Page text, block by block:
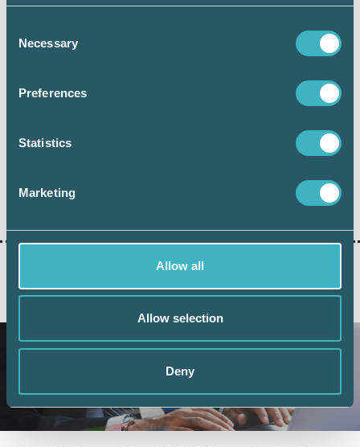
Selection
Necessary
Preferences
Statistics
Marketing
Allow all
Allow selection
Deny
som fattas framåt. Det bästa för våra
verksamma i branschen är att behålla lugnet
AKTUELLA ARTIKLAR